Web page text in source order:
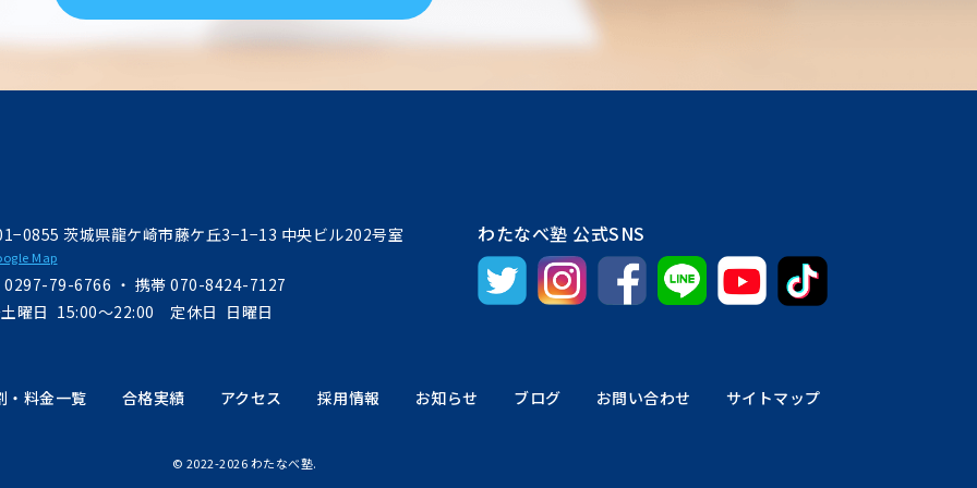
茨城県龍ケ崎市藤ケ丘3−1−13 中央ビル202号室
Map
0297-79-6766 ・ 携帯 070-8424-7127
曜日 15:00～22:00 定休日 日曜日
わたなべ塾 公式SNS
・料金一覧 合格実績 アクセス 採用情報 お知らせ ブログ お問い合わせ サイトマップ
© 2022-2026 わたなべ塾.